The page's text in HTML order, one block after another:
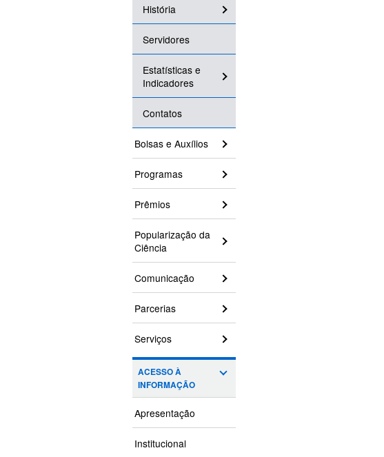
História
Servidores
Estatísticas e
Indicadores
Contatos
Bolsas e Auxílios
Programas
Prêmios
Popularização da
Ciência
Comunicação
Parcerias
Serviços
ACESSO À
INFORMAÇÃO
Apresentação
Institucional